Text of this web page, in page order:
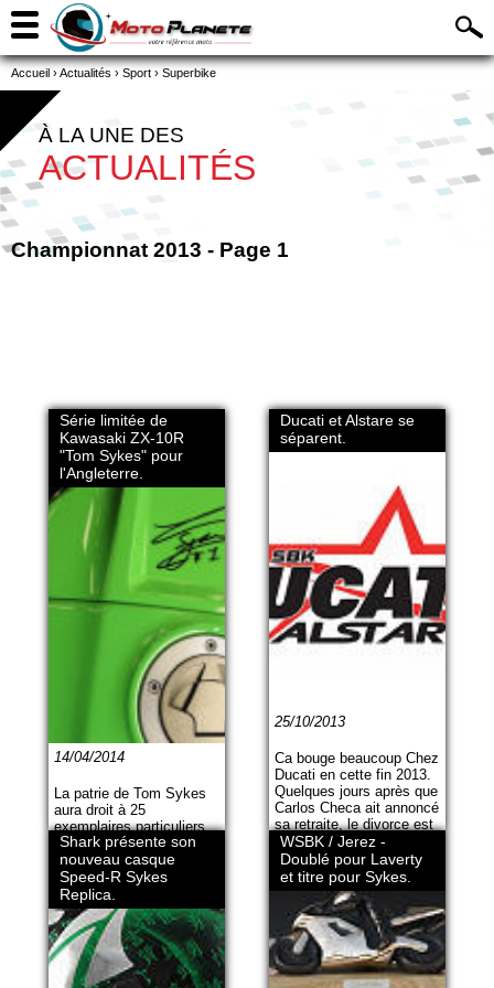
Accueil ›Actualités › Sport › Superbike
À LA UNE DES
ACTUALITÉS
Championnat 2013 - Page 1
Série limitée de
Kawasaki ZX-10R
"Tom Sykes" pour
l'Angleterre.
14/04/2014
La patrie de Tom Sykes
aura droit à 25
exemplaires particuliers
de la Kawasaki ZX-10R.
Baptisée "World
Champion Edition", elle
bénéficie de quelques
pièces et de la griffe du
champion WSBK 2013.
Ducati et Alstare se
séparent.
25/10/2013
Ca bouge beaucoup Chez
Ducati en cette fin 2013.
Quelques jours après que
Carlos Checa ait annoncé
sa retraite, le divorce est
prononcé entre le
constructeur et l'écurie
Alstare.
Shark présente son
nouveau casque
Speed-R Sykes
Replica.
WSBK / Jerez -
Doublé pour Laverty
et titre pour Sykes.